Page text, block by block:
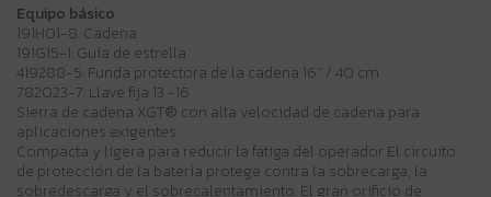
Equipo básico
191H01-8: Cadena
191G15-1: Guía de estrella
419288-5: Funda protectora de la cadena 16" / 40 cm
782023-7: Llave fija 13 -16
Sierra de cadena XGT® con alta velocidad de cadena para
aplicaciones exigentes.
Compacta y ligera para reducir la fatiga del operador El circuito
de protección de la batería protege contra la sobrecarga, la
sobredescarga y el sobrecalentamiento. El gran orificio de